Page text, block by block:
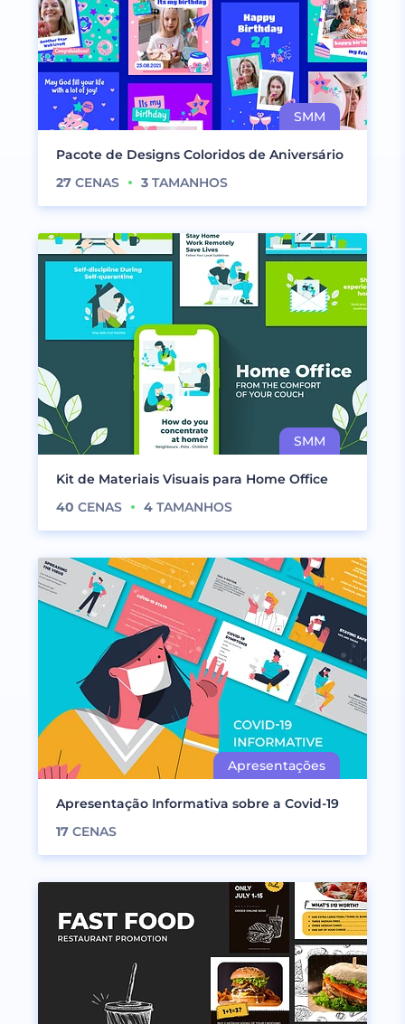
Pacote de Designs Coloridos de Aniversário
27 CENAS 3 TAMANHOS
Kit de Materiais Visuais para Home Office
40 CENAS 4 TAMANHOS
Apresentação Informativa sobre a Covid-19
17 CENAS